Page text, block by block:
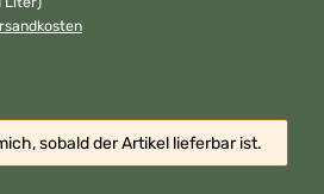
sobald der Artikel lieferbar ist.